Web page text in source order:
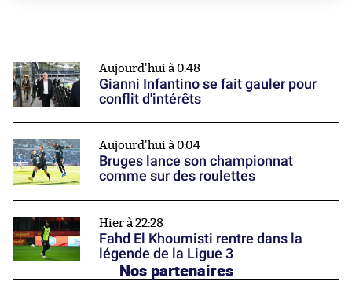
Aujourd'hui à 0:48
Gianni Infantino se fait gauler pour
conflit d'intérêts
Aujourd'hui à 0:04
Bruges lance son championnat
comme sur des roulettes
Hier à 22:28
Fahd El Khoumisti rentre dans la
légende de la Ligue 3
Nos partenaires